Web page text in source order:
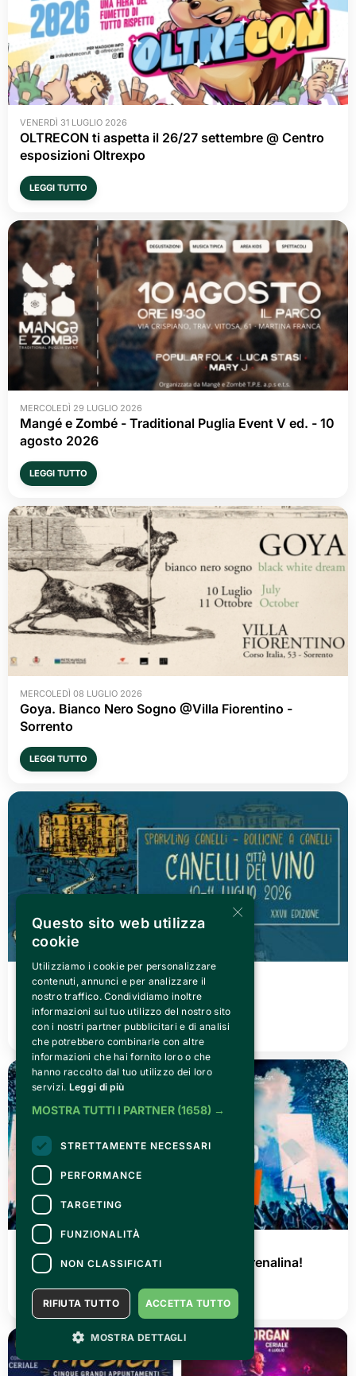
VENERDÌ 31 LUGLIO 2026
OLTRECON ti aspetta il 26/27 settembre @ Centro
esposizioni Oltrexpo
LEGGI TUTTO
MERCOLEDÌ 29 LUGLIO 2026
Mangé e Zombé - Traditional Puglia Event V ed. - 10
agosto 2026
LEGGI TUTTO
MERCOLEDÌ 08 LUGLIO 2026
Goya. Bianco Nero Sogno @Villa Fiorentino -
Sorrento
LEGGI TUTTO
VENERDÌ 03 LUGLIO 2026
Canelli città del Vino 2026
LEGGI TUTTO
GIOVEDÌ 02 LUGLIO 2026
AGRISHOW 2026: tre giorni di pura adrenalina!
LEGGI TUTTO
×
Questo sito web utilizza
cookie
Utilizziamo i cookie per personalizzare
contenuti, annunci e per analizzare il
nostro traffico. Condividiamo inoltre
informazioni sul tuo utilizzo del nostro sito
con i nostri partner pubblicitari e di analisi
che potrebbero combinarle con altre
informazioni che hai fornito loro o che
hanno raccolto dal tuo utilizzo dei loro
servizi. Leggi di più
MOSTRA TUTTI I PARTNER (1658) →
STRETTAMENTE NECESSARI
PERFORMANCE
TARGETING
FUNZIONALITÀ
NON CLASSIFICATI
ACCETTA TUTTO
RIFIUTA TUTTO
MOSTRA DETTAGLI